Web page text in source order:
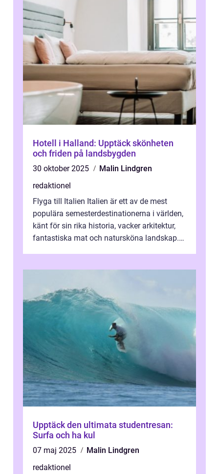
Hotell i Halland: Upptäck skönheten
och friden på landsbygden
30 oktober 2025
Malin Lindgren
redaktionel
Flyga till Italien Italien är ett av de mest
populära semesterdestinationerna i världen,
känt för sin rika historia, vacker arkitektur,
fantastiska mat och natursköna landskap.
Upptäck den ultimata studentresan:
Surfa och ha kul
07 maj 2025
Malin Lindgren
redaktionel